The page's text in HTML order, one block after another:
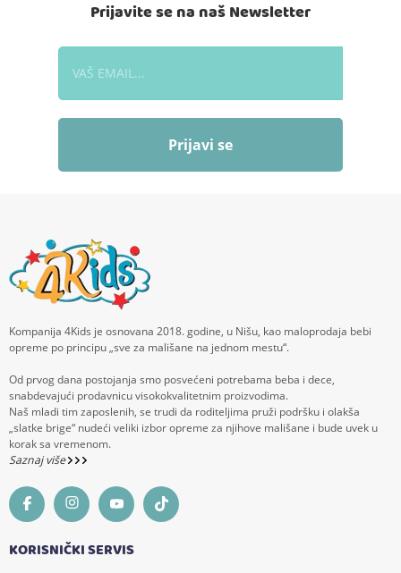
Prijavite se na naš Newsletter
Prijavi se
Kompanija 4Kids je osnovana 2018. godine, u Nišu, kao maloprodaja bebi
opreme po principu „sve za mališane na jednom mestu“.
Od prvog dana postojanja smo posvećeni potrebama beba i dece,
snabdevajući prodavnicu visokokvalitetnim proizvodima.
Naš mladi tim zaposlenih, se trudi da roditeljima pruži podršku i olakša
„slatke brige“ nudeći veliki izbor opreme za njihove mališane i bude uvek u
korak sa vremenom.
Saznaj više
KORISNIČKI SERVIS